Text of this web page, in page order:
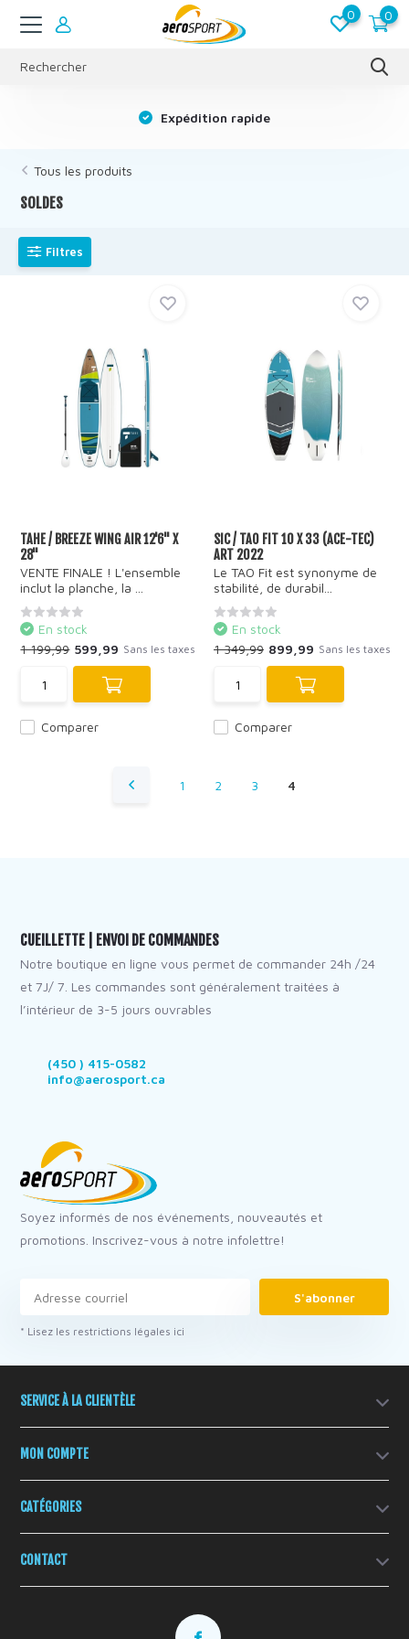
0 0
Expédition rapide
Tous les produits
SOLDES
Filtres
TAHE / BREEZE WING AIR 12'6'' X
28"
VENTE FINALE ! L'ensemble
inclut la planche, la ...
Comparer
En stock
1 199,99 599,99 Sans les taxes
SIC / TAO FIT 10 X 33 (ACE-TEC)
ART 2022
Le TAO Fit est synonyme de
stabilité, de durabil...
Comparer
En stock
1 349,99 899,99 Sans les taxes
1 2 3 4
CUEILLETTE | ENVOI DE COMMANDES
Notre boutique en ligne vous permet de commander 24h /24
et 7J/ 7. Les commandes sont généralement traitées à
l’intérieur de 3-5 jours ouvrables
(450 ) 415-0582
info@aerosport.ca
Soyez informés de nos événements, nouveautés et
promotions. Inscrivez-vous à notre infolettre!
S'abonner
* Lisez les restrictions légales ici
SERVICE À LA CLIENTÈLE
MON COMPTE
CATÉGORIES
CONTACT